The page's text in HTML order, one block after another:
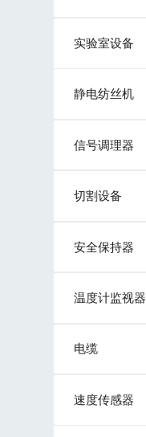
实验室设备
静电纺丝机
信号调理器
切割设备
安全保持器
温度计监视器
电缆
速度传感器